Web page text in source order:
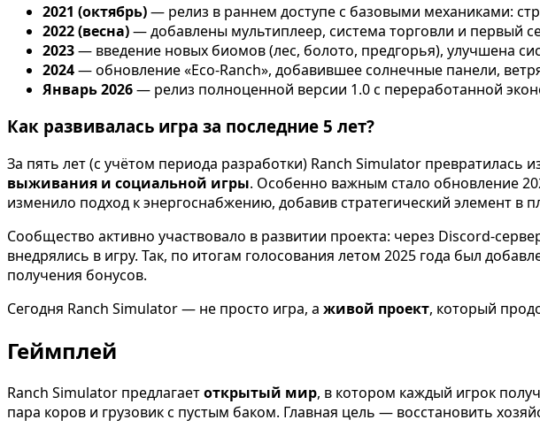
2021 (октябрь)— релиз в раннем доступе с базовыми механиками:
2022 (весна)— добавлены мультиплеер, система торговли и первый
2023— введение новых биомов (лес, болото, предгорья), улучшена
2024— обновление «Eco-Ranch», добавившее солнечные панели,
Январь 2026— релиз полноценной версии 1.0 с переработанной
Как развивалась игра за последние 5 лет?
За пять лет (с учётом периода разработки) Ranch Simulator превратилась
выживания и социальной игры. Особенно важным стало обновление
изменило подход к энергоснабжению, добавив стратегический элемент в
Сообщество активно участвовало в развитии проекта: через Discord-
внедрялись в игру. Так, по итогам голосования летом 2025 года был
получения бонусов.
Сегодня Ranch Simulator — не просто игра, а живой проект, который
Геймплей
Ranch Simulator предлагаетоткрытый мир, в котором каждый игрок
пара коров и грузовик с пустым баком. Главная цель — восстановить